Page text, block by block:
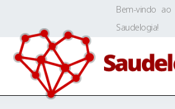
content
Bem-vindo ao
Saudelogia!